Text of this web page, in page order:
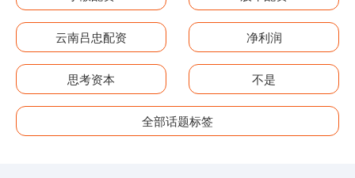
云南吕忠配资 净利润
思考资本 不是
全部话题标签